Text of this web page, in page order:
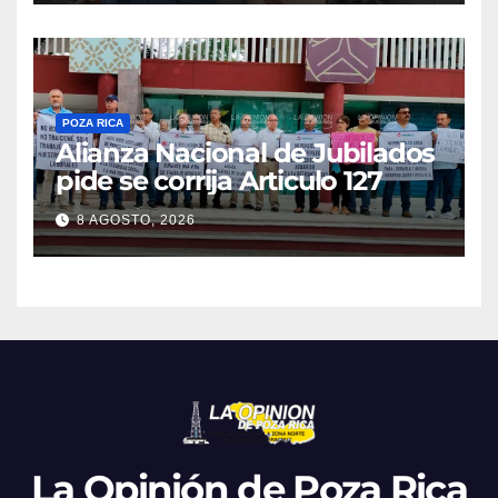
POZA RICA
Alianza Nacional de Jubilados
pide se corrija Articulo 127
8 AGOSTO, 2026